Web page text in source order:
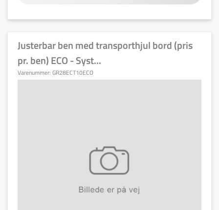
Justerbar ben med transporthjul bord (pris
pr. ben) ECO - Syst...
Varenummer: GR28ECT10ECO